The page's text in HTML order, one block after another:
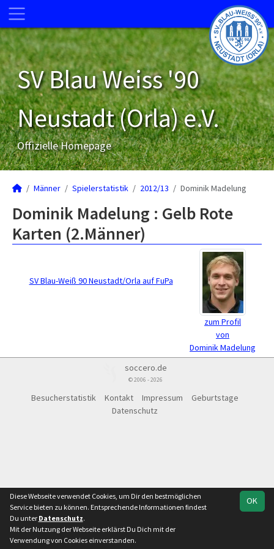
SV Blau Weiss '90
Neustadt (Orla) e.V.
Offizielle Homepage
Männer Spielerstatistik 2012/13 Dominik Madelung
Dominik Madelung : Gelb Rote
Karten (2.Männer)
zum Profil
von
Dominik Madelung
SV Blau-Weiß 90 Neustadt/Orla auf FuPa
soccero.de
© 2006 - 2026
Besucherstatistik Kontakt Impressum
Geburtstage
Datenschutz
OK
Diese Webseite verwendet Cookies, um Dir den bestmöglichen
Service bieten zu können. Entsprechende Informationen findest
Du unter Datenschutz.
Mit der Nutzung der Webseite erklärst Du Dich mit der
Verwendung von Cookies einverstanden.